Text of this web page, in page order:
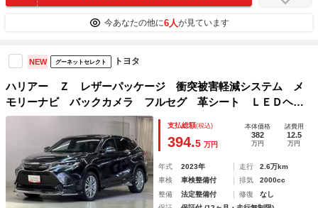
今あなたの他に6人が見ています
NEW グーネットセレクト トヨタ
ハリアー Ｚ レザーパッケージ 衝突被害軽減システム メ
モリーナビ バックカメラ フルセグ 革シート ＬＥＤヘッ
ドランプ フルエアロ アルミホイール ドラレコ スマート
キー オートクルーズコントロール アイドリングストップ
支払総額(税込)
394.5 万円
本体価格
382
万円
諸費用
12.5
万円
年式 2023年 走行
2.6万km
車検
車検整備付 排気
2000cc
整備
法定整備付 修復
なし